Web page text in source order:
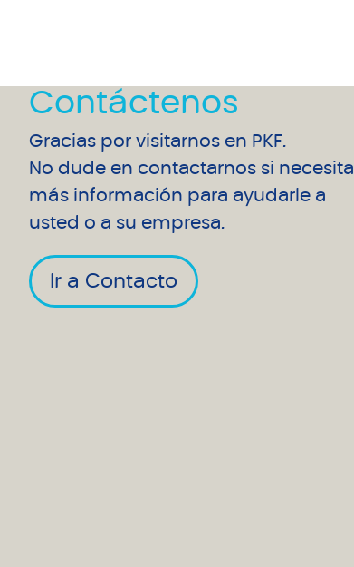
Contáctenos
Gracias por visitarnos en PKF.
No dude en contactarnos si necesita
más información para ayudarle a
usted o a su empresa.
Ir a Contacto